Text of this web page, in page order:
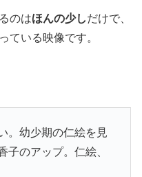
のはほんの少しだけで、
ている映像です。
。幼少期の仁絵を見
子のアップ。仁絵、